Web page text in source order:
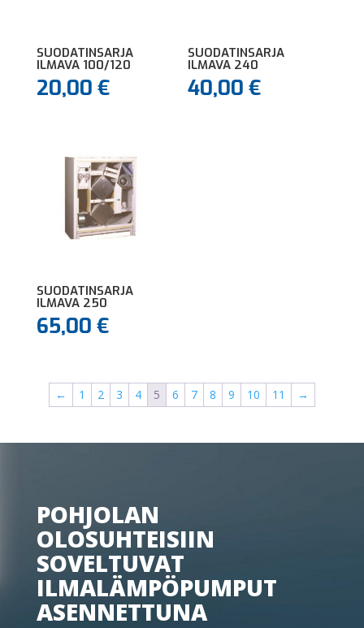
SUODATINSARJA
ILMAVA 100/120
20,00 €
SUODATINSARJA
ILMAVA 240
40,00€
SUODATINSARJA
ILMAVA 250
65,00 €
← 1 2 3 4 5 6 7 8 9 10 11 →
POHJOLAN
OLOSUHTEISIIN
SOVELTUVAT
ILMALÄMPÖPUMPUT
ASENNETTUNA